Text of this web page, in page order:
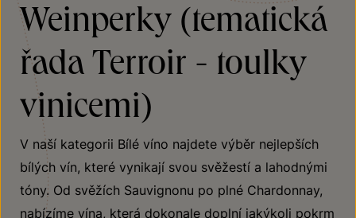
Weinperky (tematická
řada Terroir - toulky
vinicemi)
V naší kategorii Bílé víno najdete výběr nejlepších
bílých vín, které vynikají svou svěžestí a lahodnými
tóny. Od svěžích Sauvignonu po plné Chardonnay,
nabízíme vína, která dokonale doplní jakýkoli pokrm